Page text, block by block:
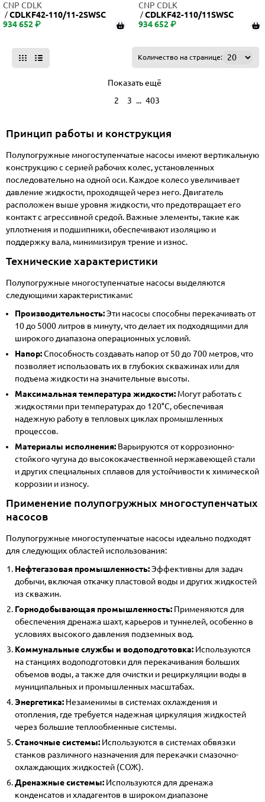
CNP CDLK
CDLKF42-110/11-2SWSC
934 652 ₽
CNP CDLK
CDLKF42-110/11SWSC
934 652 ₽
Показать ещё
2 3 ... 403
Количество на странице:
Принцип работы и конструкция
Полупогружные многоступенчатые насосы имеют вертикальную
конструкцию с серией рабочих колес, установленных
последовательно на одной оси. Каждое колесо увеличивает
давление жидкости, проходящей через него. Двигатель
расположен выше уровня жидкости, что предотвращает его
контакт с агрессивной средой. Важные элементы, такие как
уплотнения и подшипники, обеспечивают изоляцию и
поддержку вала, минимизируя трение и износ.
Технические характеристики
Полупогружные многоступенчатые насосы выделяются
следующими характеристиками:
Производительность:Эти насосы способны перекачивать от
10 до 5000 литров в минуту, что делает их подходящими для
широкого диапазона операционных условий.
Напор:Способность создавать напор от 50 до 700 метров, что
позволяет использовать их в глубоких скважинах или для
подъема жидкости на значительные высоты.
Максимальная температура жидкости: Могут работать с
жидкостями при температурах до 120°C, обеспечивая
надежную работу в тепловых циклах промышленных
процессов.
Материалы исполнения: Варьируются от коррозионно-
стойкого чугуна до высококачественной нержавеющей стали
и других специальных сплавов для устойчивости к химической
коррозии и износу.
Применение полупогружных многоступенчатых
насосов
Полупогружные многоступенчатые насосы идеально подходят
для следующих областей использования:
Нефтегазовая промышленность:Эффективны для задач
добычи, включая откачку пластовой воды и других жидкостей
из скважин.
Горнодобывающая промышленность: Применяются для
обеспечения дренажа шахт, карьеров и туннелей, особенно в
условиях высокого давления подземных вод.
Коммунальные службы и водоподготовка: Используются
на станциях водоподготовки для перекачивания больших
объемов воды, а также для очистки и рециркуляции воды в
муниципальных и промышленных масштабах.
Энергетика: Незаменимы в системах охлаждения и
отопления, где требуется надежная циркуляция жидкостей
через большие теплообменные системы.
Станочные системы: Используются в системах обвязки
станков различного назначения для перекачки смазочно-
охлаждающих жидкостей (СОЖ).
Дренажные системы: Используются для дренажа
конденсатов и хладагентов в широком диапазоне